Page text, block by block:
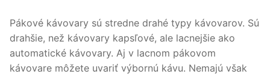
Pákové kávovary sú stredne drahé typy kávovarov. Sú
drahšie, než kávovary kapsľové, ale lacnejšie ako
automatické kávovary. Aj v lacnom pákovom
kávovare môžete uvariť výbornú kávu. Nemajú však